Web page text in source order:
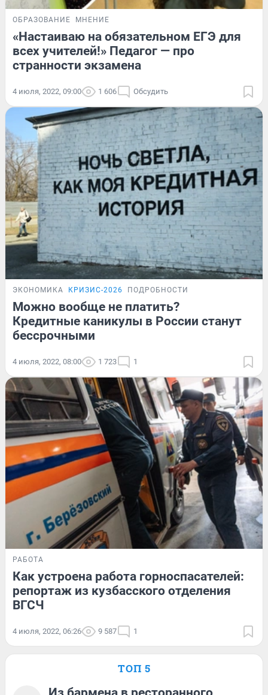
ОБРАЗОВАНИЕ МНЕНИЕ
«Настаиваю на обязательном ЕГЭ для
всех учителей!» Педагог — про
странности экзамена
4 июля, 2022, 09:00 1 606 Обсудить
ЭКОНОМИКА КРИЗИС-2026 ПОДРОБНОСТИ
Можно вообще не платить?
Кредитные каникулы в России станут
бессрочными
4 июля, 2022, 08:00 1 723 1
РАБОТА
Как устроена работа горноспасателей:
репортаж из кузбасского отделения
ВГСЧ
4 июля, 2022, 06:26 9 587 1
ТОП 5